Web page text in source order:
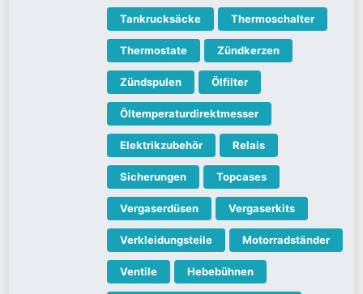
Tankrucksäcke Thermoschalter
Thermostate Zündkerzen
Zündspulen Ölfilter
Öltemperaturdirektmesser
Elektrikzubehör Relais
Sicherungen Topcases
Vergaserdüsen Vergaserkits
Verkleidungsteile Motorradständer
Ventile Hebebühnen